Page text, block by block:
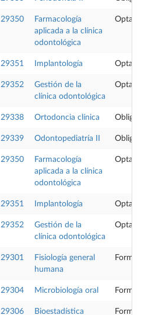
29350
Farmacología
aplicada a la clínica
odontológica
29351 Implantología
29352
Gestión de la
clínica odontológica
29338 Ortodoncia clínica
29339 Odontopediatría II
29350
Farmacología
aplicada a la clínica
odontológica
29351 Implantología
29352
Gestión de la
clínica odontológica
29301
Fisiología general
humana
29304 Microbiología oral
29306 Bioestadística